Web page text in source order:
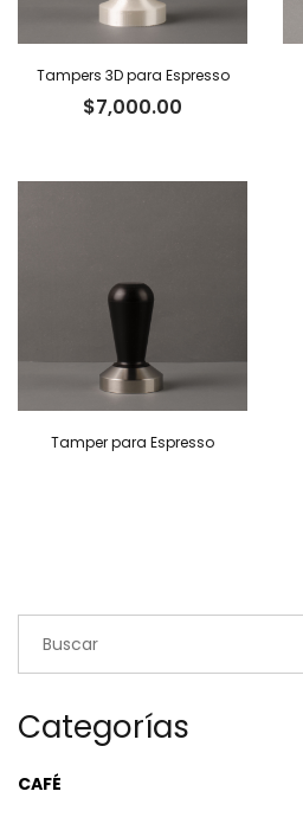
Tampers 3D para Espresso
$7,000.00
Tamper para Espresso
Categorías
CAFÉ